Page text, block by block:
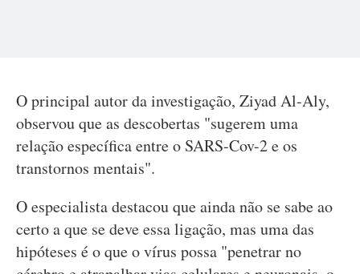
O principal autor da investigação, Ziyad Al-Aly,
observou que as descobertas "sugerem uma
relação específica entre o SARS-Cov-2 e os
transtornos mentais".
O especialista destacou que ainda não se sabe ao
certo a que se deve essa ligação, mas uma das
hipóteses é o que o vírus possa "penetrar no